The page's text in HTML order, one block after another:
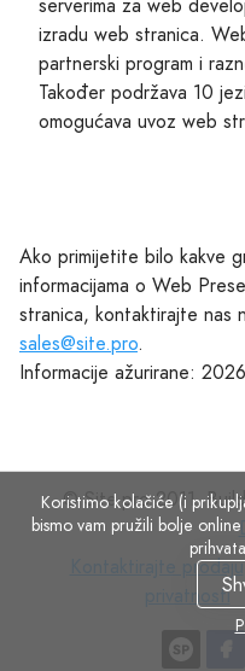
izradu web stranica.
partnerski program i
Također podržava 10
omogućava uvoz web
Ako primijetite bilo kakve
informacijama o Web
stranica, kontaktirajte nas
sales@site.pro.
Informacije ažurirane:
© Site.pro 2011.
Kontaktirajte prodaju
privatnosti
Koristimo kolačiće (i
bismo vam pružili bolje